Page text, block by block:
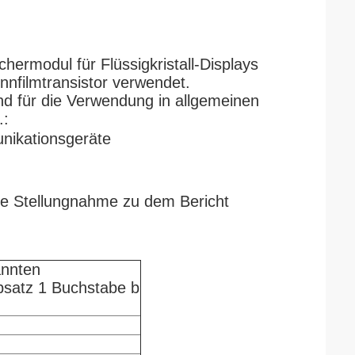
für Flüssigkristall-Displays
verwendet.
für die Verwendung in allgemeinen
Stellungnahme zu dem Bericht
1 Buchstabe b